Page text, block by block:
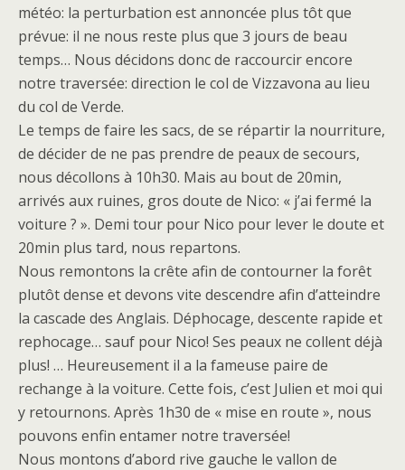
météo: la perturbation est annoncée plus tôt que
prévue: il ne nous reste plus que 3 jours de beau
temps… Nous décidons donc de raccourcir encore
notre traversée: direction le col de Vizzavona au lieu
du col de Verde.
Le temps de faire les sacs, de se répartir la nourriture,
de décider de ne pas prendre de peaux de secours,
nous décollons à 10h30. Mais au bout de 20min,
arrivés aux ruines, gros doute de Nico: « j’ai fermé la
voiture ? ». Demi tour pour Nico pour lever le doute et
20min plus tard, nous repartons.
Nous remontons la crête afin de contourner la forêt
plutôt dense et devons vite descendre afin d’atteindre
la cascade des Anglais. Déphocage, descente rapide et
rephocage… sauf pour Nico! Ses peaux ne collent déjà
plus! … Heureusement il a la fameuse paire de
rechange à la voiture. Cette fois, c’est Julien et moi qui
y retournons. Après 1h30 de « mise en route », nous
pouvons enfin entamer notre traversée!
Nous montons d’abord rive gauche le vallon de